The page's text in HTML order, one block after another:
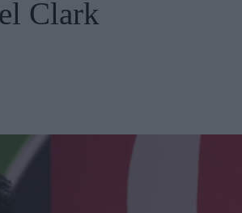
Clark